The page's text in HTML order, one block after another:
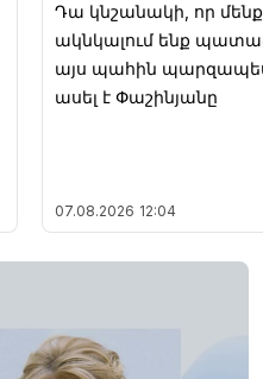
Դա կնշանակի, որ
ակնկալում ենք
այս պահին պարզապես
ասել է Փաշինյանը
07.08.2026 12:04